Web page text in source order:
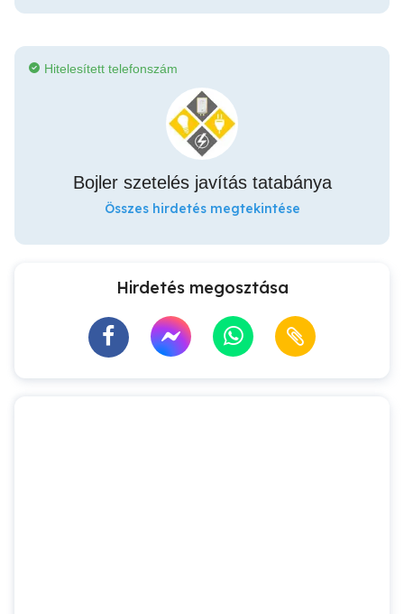
Hitelesített telefonszám
Bojler szetelés javítás tatabánya
Összes hirdetés megtekintése
Hirdetés megosztása